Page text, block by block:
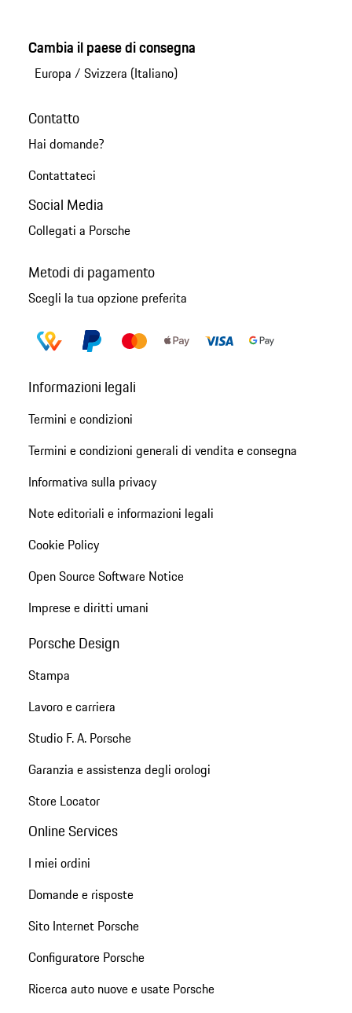
Cambia il paese di consegna
Europa / Svizzera (Italiano)
Contatto
Hai domande?
Contattateci
Social Media
Collegati a Porsche
Metodi di pagamento
Scegli la tua opzione preferita
Informazioni legali
Termini e condizioni
Termini e condizioni generali di vendita e consegna
Informativa sulla privacy
Note editoriali e informazioni legali
Cookie Policy
Open Source Software Notice
Imprese e diritti umani
Porsche Design
Stampa
Lavoro e carriera
Studio F. A. Porsche
Garanzia e assistenza degli orologi
Store Locator
Online Services
I miei ordini
Domande e risposte
Sito Internet Porsche
Configuratore Porsche
Ricerca auto nuove e usate Porsche